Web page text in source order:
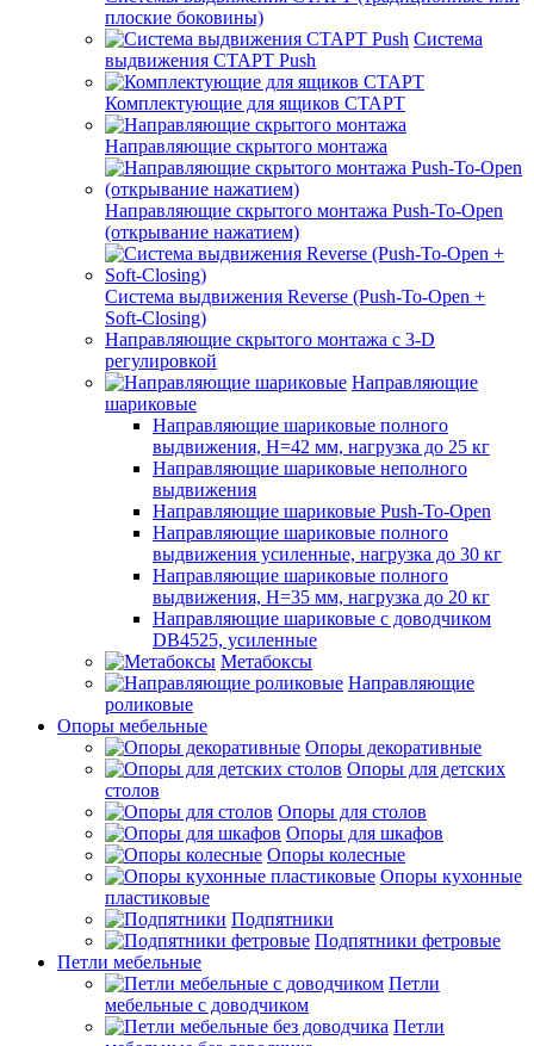
плоские боковины)
Система
выдвижения СТАРТ Push
Комплектующие для ящиков СТАРТ
Направляющие скрытого монтажа
Направляющие скрытого монтажа Push-To-Open
(открывание нажатием)
Система выдвижения Reverse (Push-To-Open +
Soft-Closing)
Направляющие скрытого монтажа с 3-D
регулировкой
Направляющие
шариковые
Направляющие шариковые полного
выдвижения, H=42 мм, нагрузка до 25 кг
Направляющие шариковые неполного
выдвижения
Направляющие шариковые Push-To-Open
Направляющие шариковые полного
выдвижения усиленные, нагрузка до 30 кг
Направляющие шариковые полного
выдвижения, H=35 мм, нагрузка до 20 кг
Направляющие шариковые с доводчиком
DB4525, усиленные
Метабоксы
Направляющие
роликовые
Опоры мебельные
Опоры декоративные
Опоры для детских
столов
Опоры для столов
Опоры для шкафов
Опоры колесные
Опоры кухонные
пластиковые
Подпятники
Подпятники фетровые
Петли мебельные
Петли
мебельные с доводчиком
Петли